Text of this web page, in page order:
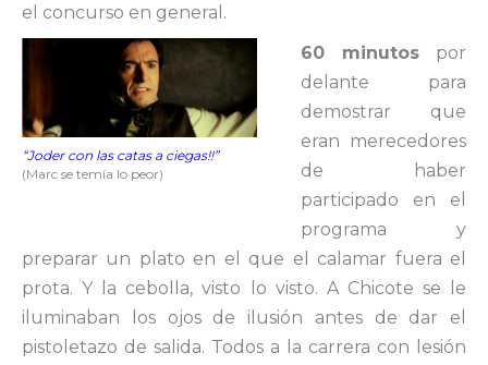
el concurso en general.
“Joder con las catas a ciegas!!”
(Marc se temía lo peor)
60 minutos por
delante para
demostrar que
eran merecedores
de haber
participado en el
programa y
preparar un plato en el que el calamar fuera el
prota. Y la cebolla, visto lo visto. A Chicote se le
iluminaban los ojos de ilusión antes de dar el
pistoletazo de salida. Todos a la carrera con lesión